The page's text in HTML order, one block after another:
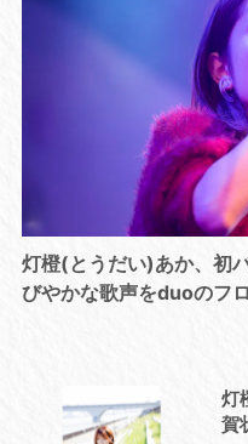
灯橙(とうだい)あか、初
びやかな歌声をduoのフ
灯
賀